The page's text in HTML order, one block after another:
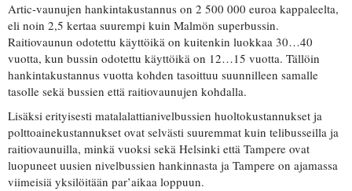
Artic-vaunujen hankintakustannus on 2 500 000 euroa kappaleelta,
eli noin 2,5 kertaa suurempi kuin Malmön superbussin.
Raitiovaunun odotettu käyttöikä on kuitenkin luokkaa 30…40
vuotta, kun bussin odotettu käyttöikä on 12…15 vuotta. Tällöin
hankintakustannus vuotta kohden tasoittuu suunnilleen samalle
tasolle sekä bussien että raitiovaunujen kohdalla.
Lisäksi erityisesti matalalattianivelbussien huoltokustannukset ja
polttoainekustannukset ovat selvästi suuremmat kuin telibusseilla ja
raitiovaunuilla, minkä vuoksi sekä Helsinki että Tampere ovat
luopuneet uusien nivelbussien hankinnasta ja Tampere on ajamassa
viimeisiä yksilöitään par’aikaa loppuun.